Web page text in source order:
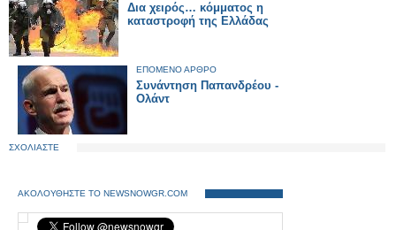
Δια χειρός… κόμματος η
καταστροφή της Ελλάδας
ΕΠΟΜΕΝΟ ΑΡΘΡΟ
Συνάντηση Παπανδρέου -
Ολάντ
ΣΧΟΛΙΑΣΤΕ
ΑΚΟΛΟΥΘΗΣΤΕ ΤΟ NEWSNOWGR.COM